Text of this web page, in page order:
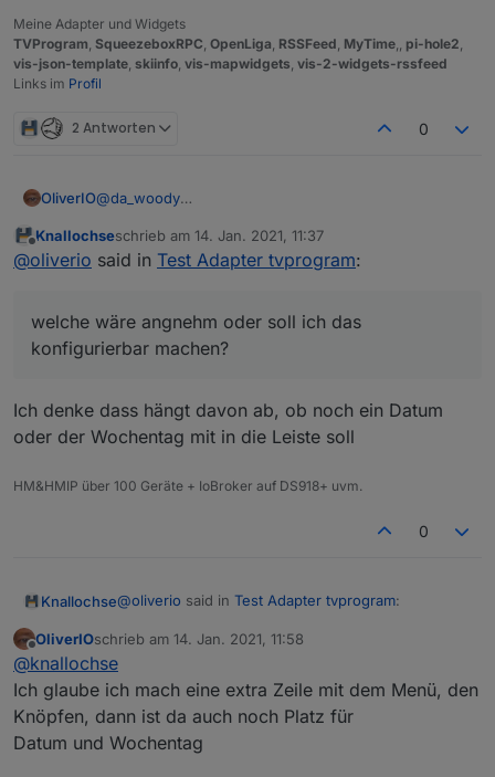
zeitleiste ist dafür aber riesig.
Meine Adapter und Widgets
TVProgram SqueezeboxRPC OpenLiga RSSFeed MyTime pi-hole2
vis-json-template skiinfo vis-mapwidgets vis-2-widgets-rssfeed
Links im Profil
2 Antworten 0
OliverIO@da_woody
eingestellt.
welche wäre angnehm oder soll ich das konfigurierbar
Offline
Knallochseschrieb am 14. Jan. 2021, 11:37
zuletzt editiert von
@oliverio said in Test Adapter tvprogram:
welche wäre angnehm oder soll ich das
konfigurierbar machen?
Ich denke dass hängt davon ab, ob noch ein Datum
oder der Wochentag mit in die Leiste soll
HM&HMIP über 100 Geräte + IoBroker auf DS918+ uvm.
0
Knallochse@oliverio said in Test Adapter tvprogram:
konfigurierbar machen?
Ich denke dass hängt davon ab, ob noch ein Datum
oder der Wochentag mit in die Leiste soll
Offline
OliverIOschrieb am 14. Jan. 2021, 11:58
zuletzt editiert von
@knallochse
Ich glaube ich mach eine extra Zeile mit dem Menü, den
Knöpfen, dann ist da auch noch Platz für
Datum und Wochentag